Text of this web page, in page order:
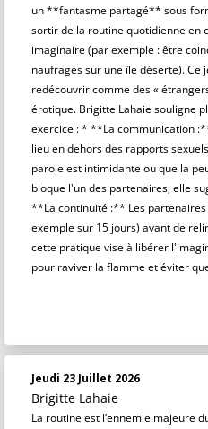
un **fantasme partagé** sous
sortir de la routine quotidienne en
imaginaire (par exemple : être
naufragés sur une île déserte). Ce
redécouvrir comme des «
érotique. Brigitte Lahaie souligne
exercice : * **La communication
lieu en dehors des rapports
parole est intimidante ou que la
bloque l'un des partenaires, elle
**La continuité :** Les
exemple sur 15 jours) avant de
cette pratique vise à libérer
pour raviver la flamme et éviter
Jeudi 23 Juillet 2026
Brigitte Lahaie
La routine est l’ennemie majeure